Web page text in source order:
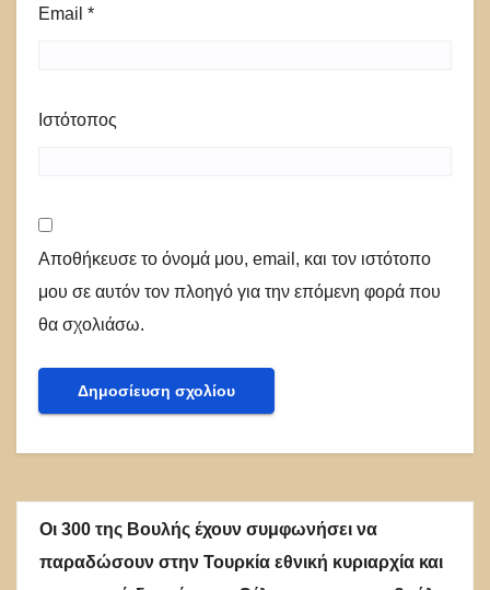
Email *
Ιστότοπος
Αποθήκευσε το όνομά μου, email, και τον ιστότοπο
μου σε αυτόν τον πλοηγό για την επόμενη φορά που
θα σχολιάσω.
Οι 300 της Βουλής έχουν συμφωνήσει να
παραδώσουν στην Τουρκία εθνική κυριαρχία και